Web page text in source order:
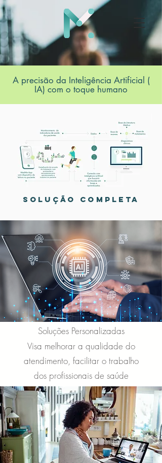
A precisão da Inteligência Artificial (
IA) com o toque humano
SOLUÇÃO COMPLETA
Soluções Personalizadas
Visa melhorar a qualidade do
atendimento, facilitar o trabalho
dos profissionais de saúde